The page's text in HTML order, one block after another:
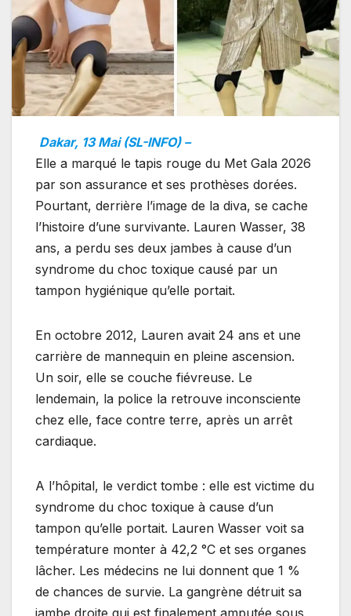
Dakar, 13 Mai (SL-INFO) –
Elle a marqué le tapis rouge du Met Gala 2026
par son assurance et ses prothèses dorées.
Pourtant, derrière l’image de la diva, se cache
l’histoire d’une survivante. Lauren Wasser, 38
ans, a perdu ses deux jambes à cause d’un
syndrome du choc toxique causé par un
tampon hygiénique qu’elle portait.
En octobre 2012, Lauren avait 24 ans et une
carrière de mannequin en pleine ascension.
Un soir, elle se couche fiévreuse. Le
lendemain, la police la retrouve inconsciente
chez elle, face contre terre, après un arrêt
cardiaque.
A l’hôpital, le verdict tombe : elle est victime du
syndrome du choc toxique à cause d’un
tampon qu’elle portait. Lauren Wasser voit sa
température monter à 42,2 °C et ses organes
lâcher. Les médecins ne lui donnent que 1 %
de chances de survie. La gangrène détruit sa
jambe droite qui est finalement amputée sous